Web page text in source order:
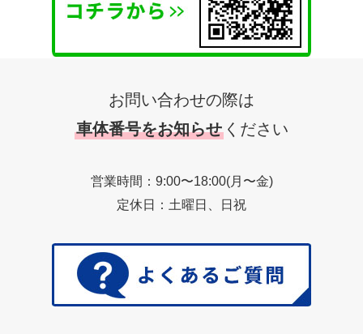
お問い合わせの際は
車体番号をお知らせ ください
営業時間：9:00〜18:00(月〜金)
定休日：土曜日、日祝